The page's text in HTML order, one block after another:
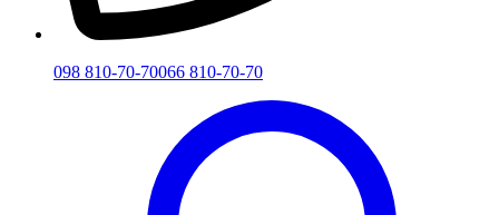
098 810-70-70066 810-70-70